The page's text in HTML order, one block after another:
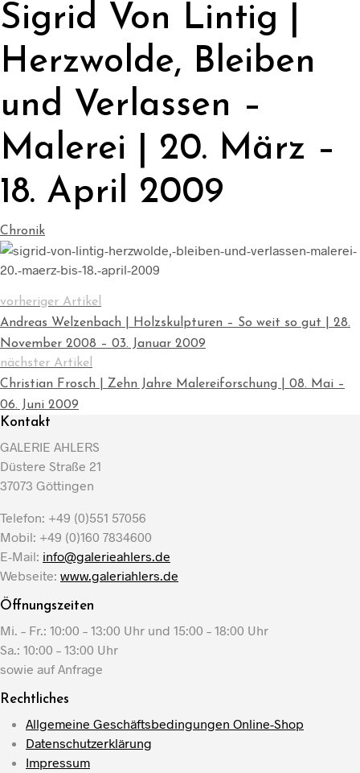
Sigrid Von Lintig |
Herzwolde, Bleiben
und Verlassen –
Malerei | 20. März –
18. April 2009
Chronik
vorheriger Artikel
Andreas Welzenbach | Holzskulpturen – So weit so gut | 28.
November 2008 – 03. Januar 2009
nächster Artikel
Christian Frosch | Zehn Jahre Malereiforschung | 08. Mai –
06. Juni 2009
Kontakt
GALERIE AHLERS
Düstere Straße 21
37073 Göttingen
Telefon: +49 (0)551 57056
Mobil: +49 (0)160 7834600
E-Mail: info@galerieahlers.de
Webseite: www.galeriahlers.de
Öffnungszeiten
Mi. – Fr.: 10:00 – 13:00 Uhr und 15:00 – 18:00 Uhr
Sa.: 10:00 – 13:00 Uhr
sowie auf Anfrage
Rechtliches
Allgemeine Geschäftsbedingungen Online-Shop
Datenschutzerklärung
Impressum